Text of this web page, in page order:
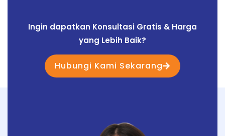
Ingin dapatkan Konsultasi Gratis & Harga
yang Lebih Baik?
Hubungi Kami Sekarang